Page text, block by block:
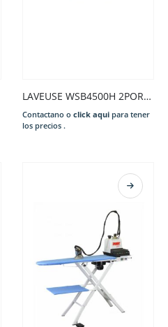
LAVEUSE WSB4500H 2PORTES 500L
Contactano o click aqui para tener
los precios .